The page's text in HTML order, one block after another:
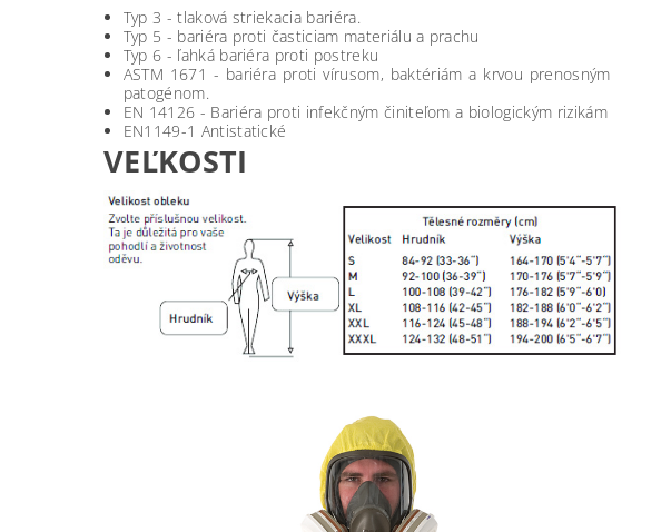
Typ 3 - tlaková striekacia bariéra.
Typ 5 - bariéra proti časticiam materiálu a prachu
Typ 6 - ľahká bariéra proti postreku
ASTM 1671 - bariéra proti vírusom, baktériám a krvou prenosným
patogénom.
EN 14126 - Bariéra proti infekčným činiteľom a biologickým rizikám
EN1149-1 Antistatické
VEĽKOSTI